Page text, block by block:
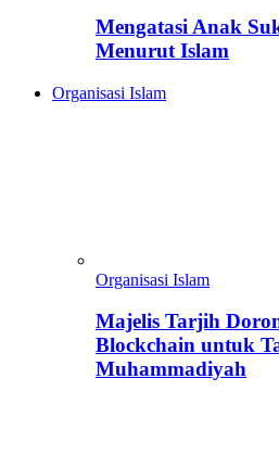
Mengatasi Anak
Menurut Islam
Organisasi Islam
Organisasi Islam
Majelis Tarjih
Blockchain untuk
Muhammadiyah